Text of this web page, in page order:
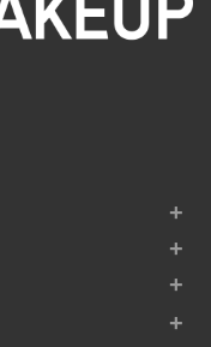
+
+
+
+